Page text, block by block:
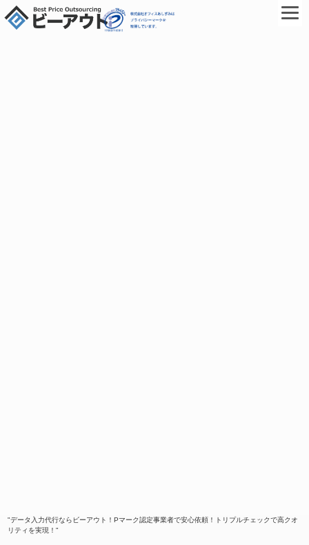
"データ入力代行ならビーアウト！Pマーク認定事業者で安心依頼！トリプルチェックで高クオ
リティを実現！"